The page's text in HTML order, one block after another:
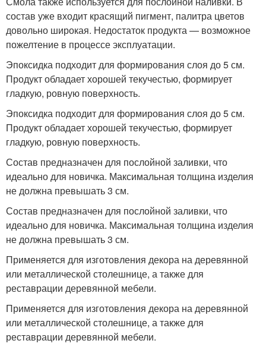
состав уже входит красящий пигмент, палитра цветов
довольно широкая. Недостаток продукта — возможное
пожелтение в процессе эксплуатации.
Эпоксидка подходит для формирования слоя до 5 см.
Продукт обладает хорошей текучестью, формирует
гладкую, ровную поверхность.
Эпоксидка подходит для формирования слоя до 5 см.
Продукт обладает хорошей текучестью, формирует
гладкую, ровную поверхность.
Состав предназначен для послойной заливки, что
идеально для новичка. Максимальная толщина изделия
не должна превышать 3 см.
Состав предназначен для послойной заливки, что
идеально для новичка. Максимальная толщина изделия
не должна превышать 3 см.
Применяется для изготовления декора на деревянной
или металлической столешнице, а также для
реставрации деревянной мебели.
Применяется для изготовления декора на деревянной
или металлической столешнице, а также для
реставрации деревянной мебели.